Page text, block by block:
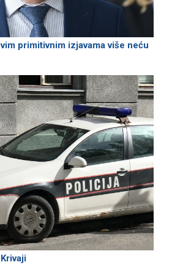
primitivnim izjavama više neću